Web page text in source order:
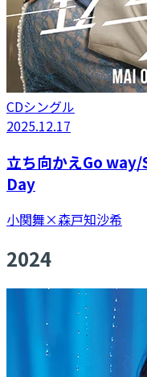
CDシングル
2025.12.17
立ち向かえGo
Day
小関舞×森戸知沙希
2024